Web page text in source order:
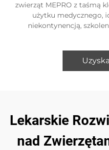
zwierząt MEPRO z taśmą
użytku medycznego,
niekontynencją,
Lekarskie
nad